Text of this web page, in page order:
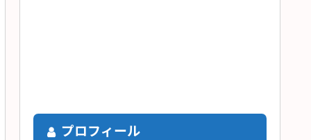
プロフィール